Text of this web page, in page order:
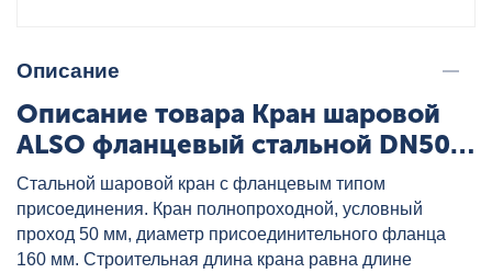
Описание
Описание товара Кран шаровой
ALSO фланцевый стальной DN50
PN40 в строительную длину
задвижки, полнопроходной,
артикул: КШ.Ф.З.050.40-01
Стальной шаровой кран с фланцевым типом
присоединения. Кран полнопроходной, условный
проход 50 мм, диаметр присоединительного фланца
160 мм. Строительная длина крана равна длине